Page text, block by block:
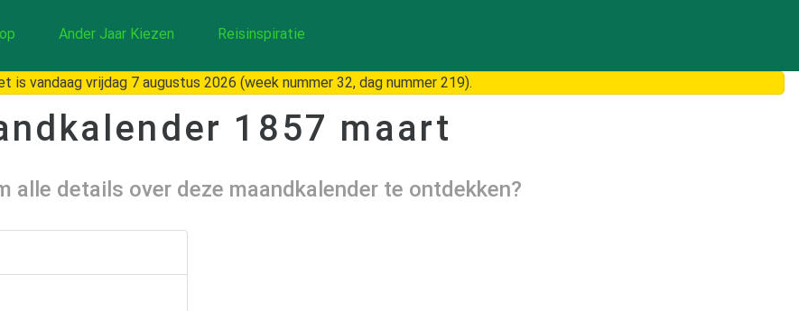
Ander Jaar Kiezen Reisinspiratie
is vandaag vrijdag 7 augustus 2026 (week nummer 32, dag nummer 219).
1857 maart
alle details over deze maandkalender te ontdekken?